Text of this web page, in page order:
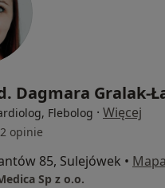
Dagmara Gralak-
Flebolog · Więcej
opinie
85, Sulejówek • Mapa
Sp z o.o.